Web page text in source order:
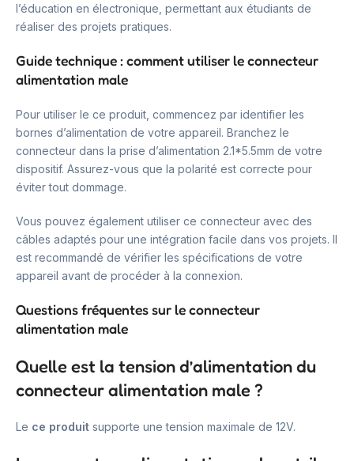
l’éducation en électronique, permettant aux étudiants de
réaliser des projets pratiques.
Guide technique : comment utiliser le connecteur
alimentation male
Pour utiliser le ce produit, commencez par identifier les
bornes d’alimentation de votre appareil. Branchez le
connecteur dans la prise d’alimentation 2.1*5.5mm de votre
dispositif. Assurez-vous que la polarité est correcte pour
éviter tout dommage.
Vous pouvez également utiliser ce connecteur avec des
câbles adaptés pour une intégration facile dans vos projets. Il
est recommandé de vérifier les spécifications de votre
appareil avant de procéder à la connexion.
Questions fréquentes sur le connecteur
alimentation male
Quelle est la tension d’alimentation du
connecteur alimentation male ?
Le ce produit supporte une tension maximale de 12V.